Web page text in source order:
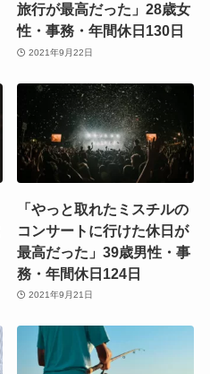
旅行が最高だった」28歳女
性・事務・年間休日130日
2021年9月22日
「やっと取れたミスチルの
コンサートに行けた休日が
最高だった」39歳男性・事
務・年間休日124日
2021年9月21日